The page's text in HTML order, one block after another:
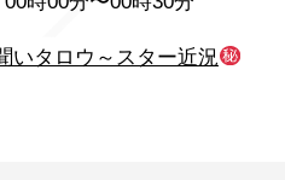
いタロウ～スター近況